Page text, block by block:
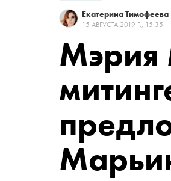
Екатерина Тимофеева
15 АВГУСТА 2019 Г., 15:35
Мэрия